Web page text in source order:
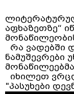
აფხაზეთზე“
რა ვადებში
ნამუშევრები
იხილეთ
"პასუხები